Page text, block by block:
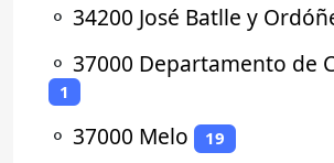
⚬ 34200 José Batlle y
⚬ 37000 Departamento de
1
⚬ 37000 Melo 19